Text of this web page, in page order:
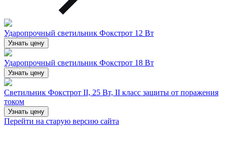
Ударопрочный светильник Фокстрот 12 Вт
Узнать цену
Ударопрочный светильник Фокстрот 18 Вт
Узнать цену
Светильник Фокстрот II, 25 Вт, II класс защиты от поражения
током
Узнать цену
Перейти на старую версию сайта